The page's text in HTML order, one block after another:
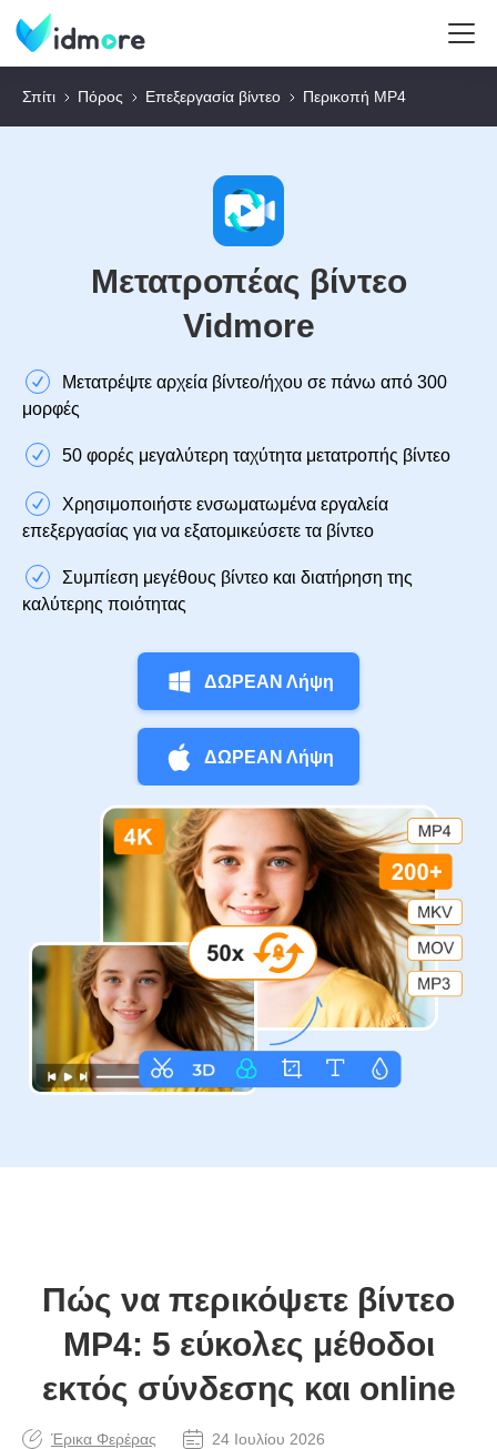
Σπίτι Πόρος Επεξεργασία βίντεο Περικοπή MP4
Μετατροπέας βίντεο
Vidmore
Μετατρέψτε αρχεία βίντεο/ήχου σε πάνω από 300
μορφές
50 φορές μεγαλύτερη ταχύτητα μετατροπής βίντεο
Χρησιμοποιήστε ενσωματωμένα εργαλεία
επεξεργασίας για να εξατομικεύσετε τα βίντεο
Συμπίεση μεγέθους βίντεο και διατήρηση της
καλύτερης ποιότητας
ΔΩΡΕΑΝ Λήψη
ΔΩΡΕΑΝ Λήψη
Πώς να περικόψετε βίντεο
MP4: 5 εύκολες μέθοδοι
εκτός σύνδεσης και online
Έρικα Φερέρας
24 Ιουλίου 2026